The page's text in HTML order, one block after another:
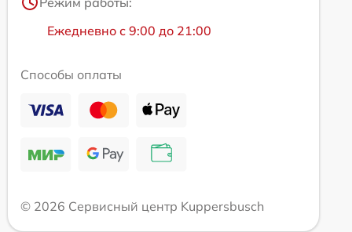
Ежедневно с 9:00 до 21:00
Способы оплаты
© 2026 Сервисный центр Kuppersbusch